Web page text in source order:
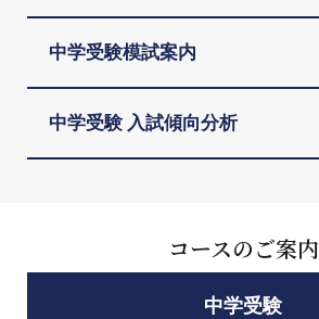
中学受験模試案内
中学受験 入試傾向分析
コースのご案内
中学受験